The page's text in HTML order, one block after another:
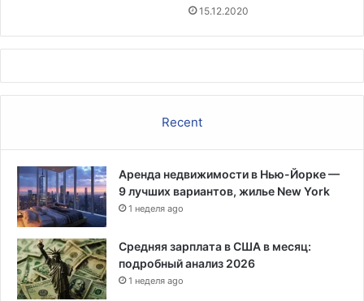
а
л
т
е
д
с
т
а
в
и
т
е
о
с
д
у
п
р
е
ж
д
а
15.12.2020
Recent
Аренда недвижимости в Нью-Йорке —
9 лучших вариантов, жилье New York
1 неделя ago
Средняя зарплата в США в месяц:
подробный анализ 2026
1 неделя ago